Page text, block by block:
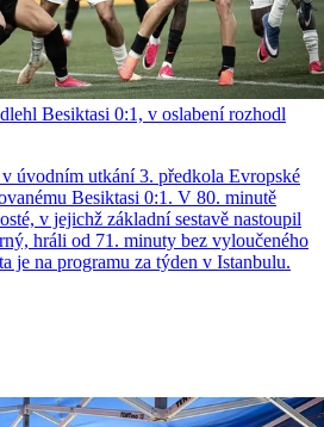
Besiktasi 0:1, v oslabení rozhodl
úvodním utkání 3. předkola Evropské
Besiktasi 0:1. V 80. minutě
v jejichž základní sestavě nastoupil
hráli od 71. minuty bez vyloučeného
je na programu za týden v Istanbulu.